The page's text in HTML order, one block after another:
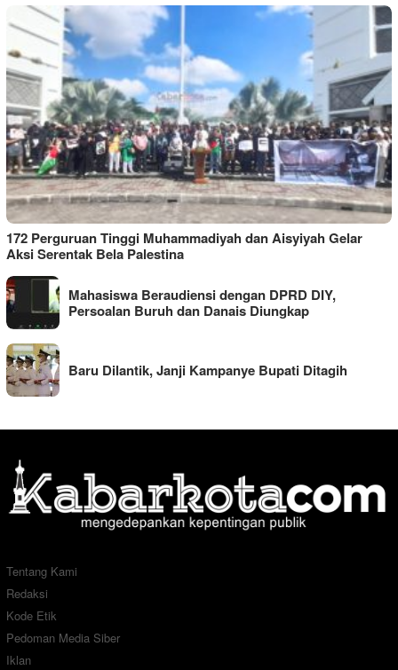
172 Perguruan Tinggi Muhammadiyah dan Aisyiyah Gelar
Aksi Serentak Bela Palestina
Mahasiswa Beraudiensi dengan DPRD DIY,
Persoalan Buruh dan Danais Diungkap
Baru Dilantik, Janji Kampanye Bupati Ditagih
Tentang Kami
Redaksi
Kode Etik
Pedoman Media Siber
Iklan